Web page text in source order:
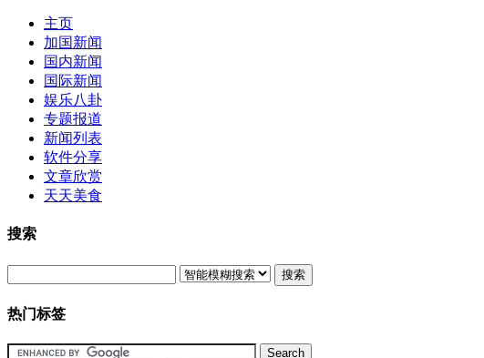
主页
加国新闻
国内新闻
国际新闻
娱乐八卦
专题报道
新闻列表
软件分享
文章欣赏
天天美食
搜索
搜索
热门标签